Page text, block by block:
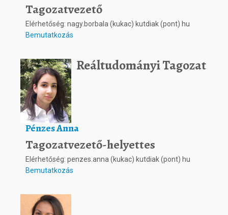
Tagozatvezető
Elérhetőség: nagy.borbala (kukac) kutdiak (pont) hu
Bemutatkozás
Pénzes Anna
Tagozatvezető-helyettes
Elérhetőség: penzes.anna (kukac) kutdiak (pont) hu
Bemutatkozás
Reáltudományi Tagozat